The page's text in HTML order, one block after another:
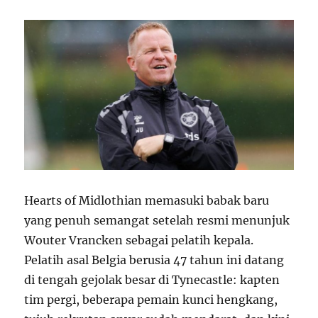
Hearts of Midlothian memasuki babak baru
yang penuh semangat setelah resmi menunjuk
Wouter Vrancken sebagai pelatih kepala.
Pelatih asal Belgia berusia 47 tahun ini datang
di tengah gejolak besar di Tynecastle: kapten
tim pergi, beberapa pemain kunci hengkang,